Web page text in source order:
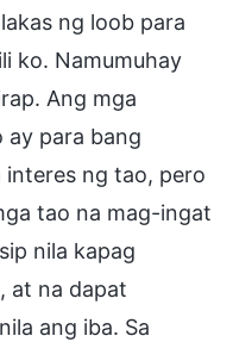
ng loob para
ko. Namumuhay
Ang mga
ay para bang
ng tao, pero
tao na mag-ingat
nila kapag
at na dapat
ang iba. Sa